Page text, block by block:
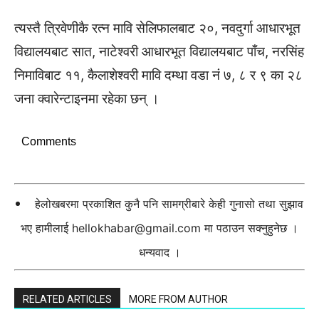
त्यस्तै त्रिवेणीकै रत्न मावि सेलिफालबाट २०, नवदुर्गा आधारभूत
विद्यालयबाट सात, नाटेश्वरी आधारभूत विद्यालयबाट पाँच, नरसिंह
निमाविबाट ११, कैलाशेश्वरी मावि दम्था वडा नं ७, ८ र ९ का २८
जना क्वारेन्टाइनमा रहेका छन् ।
Comments
हेलोखबरमा प्रकाशित कुनै पनि सामग्रीबारे केही गुनासो तथा सुझाव
भए हामीलाई hellokhabar@gmail.com मा पठाउन सक्नुहुनेछ ।
धन्यवाद ।
RELATED ARTICLES MORE FROM AUTHOR